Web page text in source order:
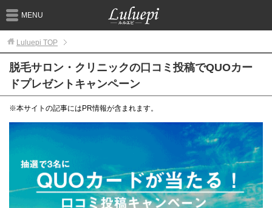
MENU
Luluepi TOP
脱毛サロン・クリニックの口コミ投稿でQUOカー
ドプレゼントキャンペーン
※本サイトの記事にはPR情報が含まれます。